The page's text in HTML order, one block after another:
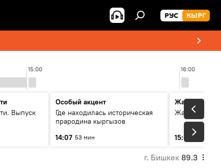
РУС КЫРГ
15:00 16:00
Выпуск
Особый акцент
Где находилась историческая
прародина кыргызов
14:07 53 мин
Жаңылыктар
15:01 3 мин
г. Бишкек 89.3